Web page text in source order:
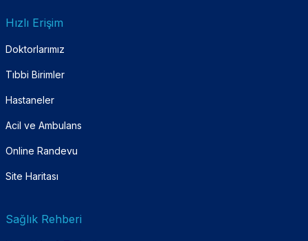
Hızlı Erişim
Doktorlarımız
Tıbbi Birimler
Hastaneler
Acil ve Ambulans
Online Randevu
Site Haritası
Sağlık Rehberi